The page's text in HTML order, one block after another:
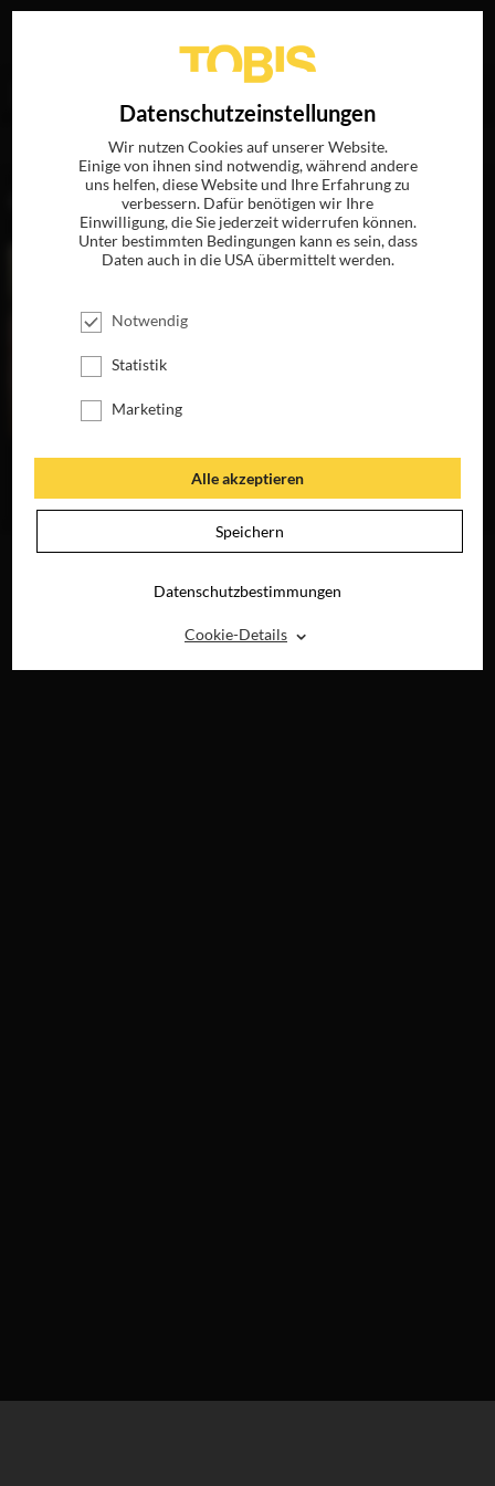
„Christine Strobl“
DER TRAFIKANT
BLU-RAY &
Datenschutzeinstellungen
Wir nutzen Cookies auf unserer Website.
Einige von ihnen sind notwendig, während andere
uns helfen, diese Website und Ihre Erfahrung zu
verbessern. Dafür benötigen wir Ihre
Einwilligung, die Sie jederzeit widerrufen können.
Unter bestimmten Bedingungen kann es sein, dass
Daten auch in die USA übermittelt werden.
Notwendig
Statistik
Marketing
Alle akzeptieren
Speichern
Datenschutzbestimmungen
Cookie-Details ⌃